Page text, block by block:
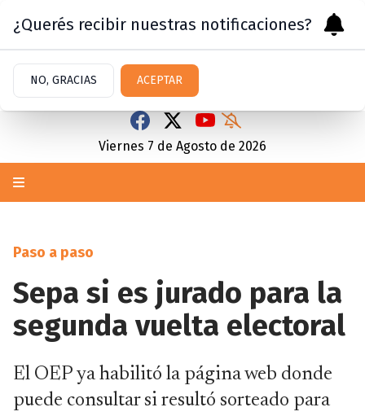
Viernes 7 de Agosto de 2026
Paso a paso
Sepa si es jurado para la
segunda vuelta electoral
El OEP ya habilitó la página web donde
puede consultar si resultó sorteado para
¿Querés recibir nuestras notificaciones?
NO, GRACIAS ACEPTAR